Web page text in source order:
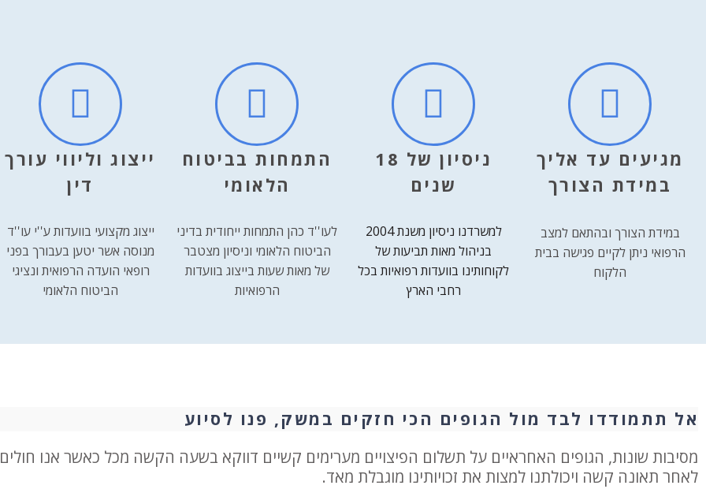
מגיעים עד אליך
במידת הצורך
במידת הצורך ובהתאם למצב
הרפואי ניתן לקיים פגישה בבית
הלקוח
ניסיון של 18
שנים
למשרדנו ניסיון משנת 2004
בניהול מאות תביעות של
לקוחותינו בוועדות רפואיות בכל
רחבי הארץ
התמחות בביטוח
הלאומי
לעו''ד כהן התמחות ייחודית בדיני
הביטוח הלאומי וניסיון מצטבר
של מאות שעות בייצוג בוועדות
הרפואיות
ייצוג וליווי עורך
דין
ייצוג מקצועי בוועדות ע''י עו''ד
מנוסה אשר יטען בעבורך בפני
רופאי הועדה הרפואית ונציגי
הביטוח הלאומי
אל תתמודדו לבד מול הגופים הכי חזקים במשק, פנו לסיוע
מסיבות שונות, הגופים האחראיים על תשלום הפיצויים מערימים קשיים דווקא בשעה הקשה מכל כאשר אנו
לאחר תאונה קשה ויכולתנו למצות את זכויותינו מוגבלת מאד.